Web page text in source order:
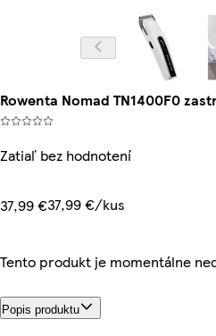
Rowenta Nomad TN1400F0
Zatiaľ bez hodnotení
37,99 €37,99 €/kus
Tento produkt je momentálne
Popis produktu